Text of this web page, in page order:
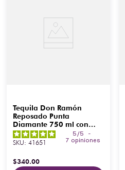
Tequila Don Ramón
Reposado Punta
Diamante 750 ml con
Plata 200 ml
5 /5
-
7 opiniones
SKU: 41651
$340.00